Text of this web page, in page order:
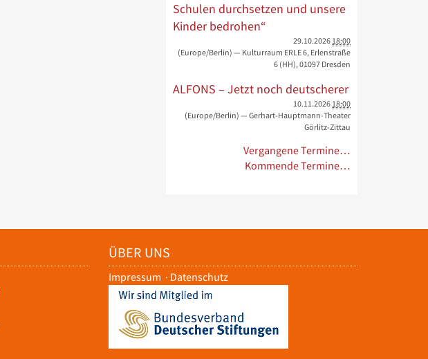
Schulen durchsetzen und unsere
Kinder bedrohen“
29.10.2026 18:00
(Europe/Berlin) — Kulturraum ERLE 6, Erlenstraße
6 (HH), 01097 Dresden
ALFONS – Jetzt noch deutscherer
10.11.2026 18:00
(Europe/Berlin) — Gerhart-Hauptmann-Theater
Görlitz-Zittau
Vergangene Termine…
Kommende Termine…
ÜBER UNS
Impressum · Datenschutz